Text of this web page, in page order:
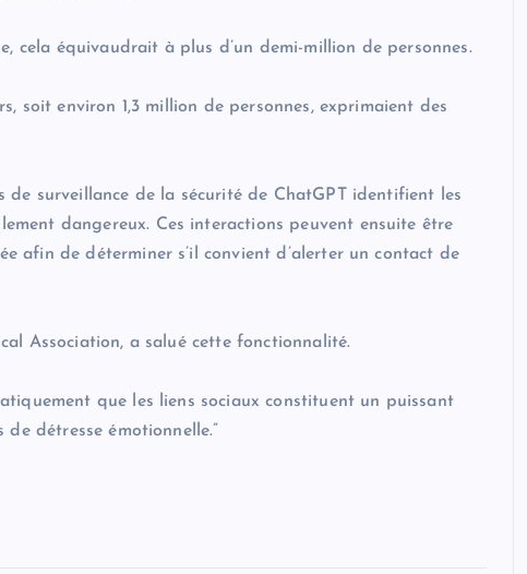
cela équivaudrait à plus d’un demi-million de personnes.
soit environ 1,3 million de personnes, exprimaient des
de surveillance de la sécurité de ChatGPT identifient les
dangereux. Ces interactions peuvent ensuite être
afin de déterminer s’il convient d’alerter un contact de
Association, a salué cette fonctionnalité.
que les liens sociaux constituent un puissant
détresse émotionnelle.”